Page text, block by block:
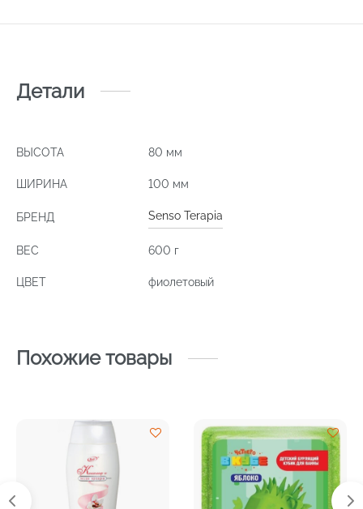
Детали
ВЫСОТА 80 мм
ШИРИНА 100 мм
БРЕНД Senso Terapia
ВЕС 600 г
ЦВЕТ фиолетовый
Похожие товары